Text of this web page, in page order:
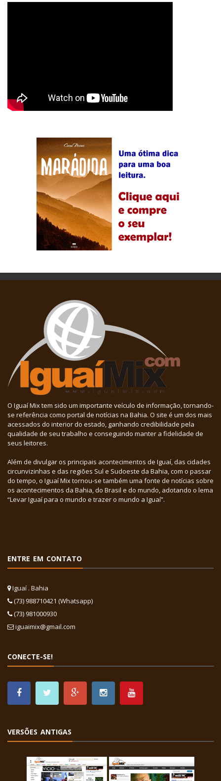
O Iguaí Mix tem sido um importante veículo de informação, tornando-
se referência como portal de notícias na Bahia. O site é um dos mais
acessados do interior do estado, ganhando credibilidade pela
qualidade de seu trabalho e conseguindo manter a fidelidade de
seus leitores.
Além de divulgar os principais acontecimentos de Iguaí, das cidades
circunvizinhas e das regiões Sul e Sudoeste da Bahia, com o passar
do tempo, o Iguaí Mix tornou-se também uma fonte de notícias sobre
os acontecimentos da Bahia, do Brasil e do mundo, adotando o lema
“Levar Iguaí para o mundo e trazer o mundo a Iguaí”.
ENTRE EM CONTATO
Iguaí . Bahia
(73) 988710421 (Whatsapp)
(73) 981000930
iguaimix@gmail.com
CONECTE-SE!
VERSÕES ANTIGAS